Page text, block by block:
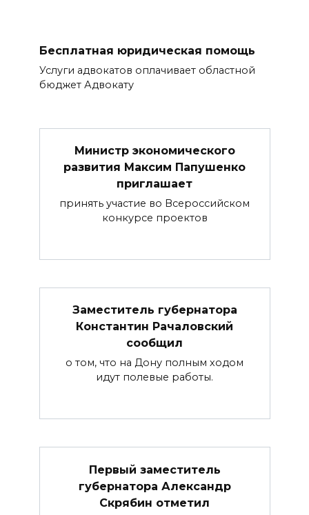
Бесплатная юридическая помощь
Услуги адвокатов оплачивает областной
бюджет Адвокату
Министр экономического
развития Максим Папушенко
приглашает
принять участие во Всероссийском
конкурсе проектов
Заместитель губернатора
Константин Рачаловский
сообщил
о том, что на Дону полным ходом
идут полевые работы.
Первый заместитель
губернатора Александр
Скрябин отметил